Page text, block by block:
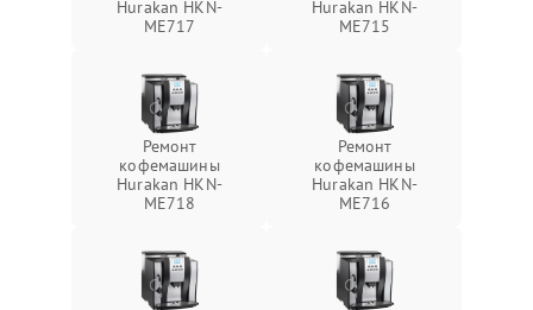
Hurakan HKN-
ME717
Hurakan HKN-
ME715
Ремонт
кофемашины
Hurakan HKN-
ME718
Ремонт
кофемашины
Hurakan HKN-
ME716